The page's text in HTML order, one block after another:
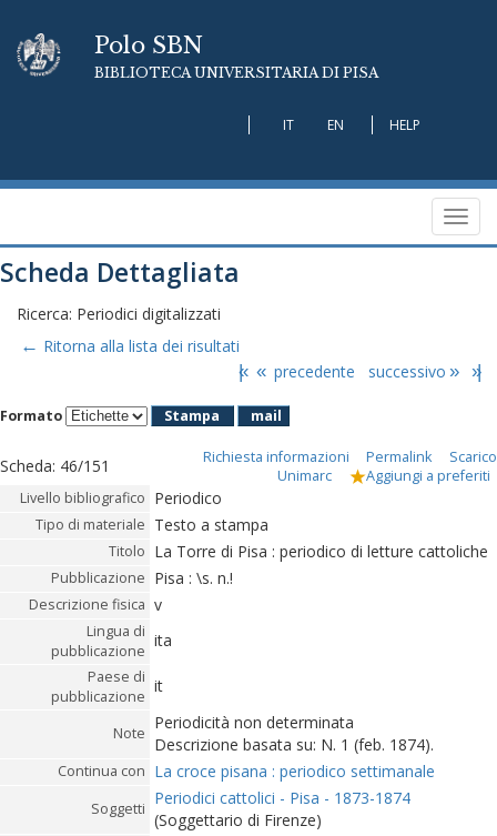
Polo SBN
BIBLIOTECA UNIVERSITARIA DI PISA
IT EN HELP
Scheda Dettagliata
Ricerca: Periodici digitalizzati
← Ritorna alla lista dei risultati
|« « precedente successivo » »|
Formato Stampa mail
Scheda: 46/151 Richiesta informazioni Permalink
Scarico
Unimarc
Aggiungi a preferiti
Livello bibliografico Periodico
Tipo di materiale Testo a stampa
Titolo La Torre di Pisa : periodico di letture cattoliche
Pubblicazione Pisa : \s. n.!
Descrizione fisica v
Lingua di
pubblicazione
ita
Paese di
pubblicazione
it
Note
Periodicità non determinata
Descrizione basata su: N. 1 (feb. 1874).
Continua con La croce pisana : periodico settimanale
Soggetti
Periodici cattolici - Pisa - 1873-1874
(Soggettario di Firenze)